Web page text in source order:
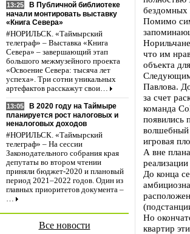
13:25
В Публичной библиотеке
начали монтировать выставку
«Книга Севера»
#НОРИЛЬСК. «Таймырский
телеграф» – Выставка «Книга
Севера» – завершающий этап
большого межмузейного проекта
«Освоение Севера: тысяча лет
успеха». Три сотни уникальных
артефактов расскажут свои…
13:05
В 2020 году на Таймыре
планируется рост налоговых и
неналоговых доходов
#НОРИЛЬСК. «Таймырский
телеграф» – На сессии
Законодательного собрания края
депутаты во втором чтении
приняли бюджет-2020 и плановый
период 2021–2022 годов. Один из
главных приоритетов документа –
…
Все новости
бездомных
Помимо
что им
объекта
Павлова.
за счет
команда
появились
волшебный
игровая
А вне
До конца
Но
квартир